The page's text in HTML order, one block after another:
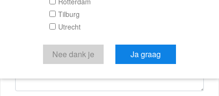
Door een bericht te sturen kom je in contact met de
aanbieder of makelaar van de woning.
Tilburg
Utrecht
Nee dank je Ja graag